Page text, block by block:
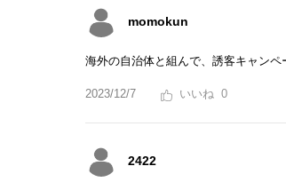
momokun
海外の自治体と組んで、誘客キャン
2023/12/7 0
2422